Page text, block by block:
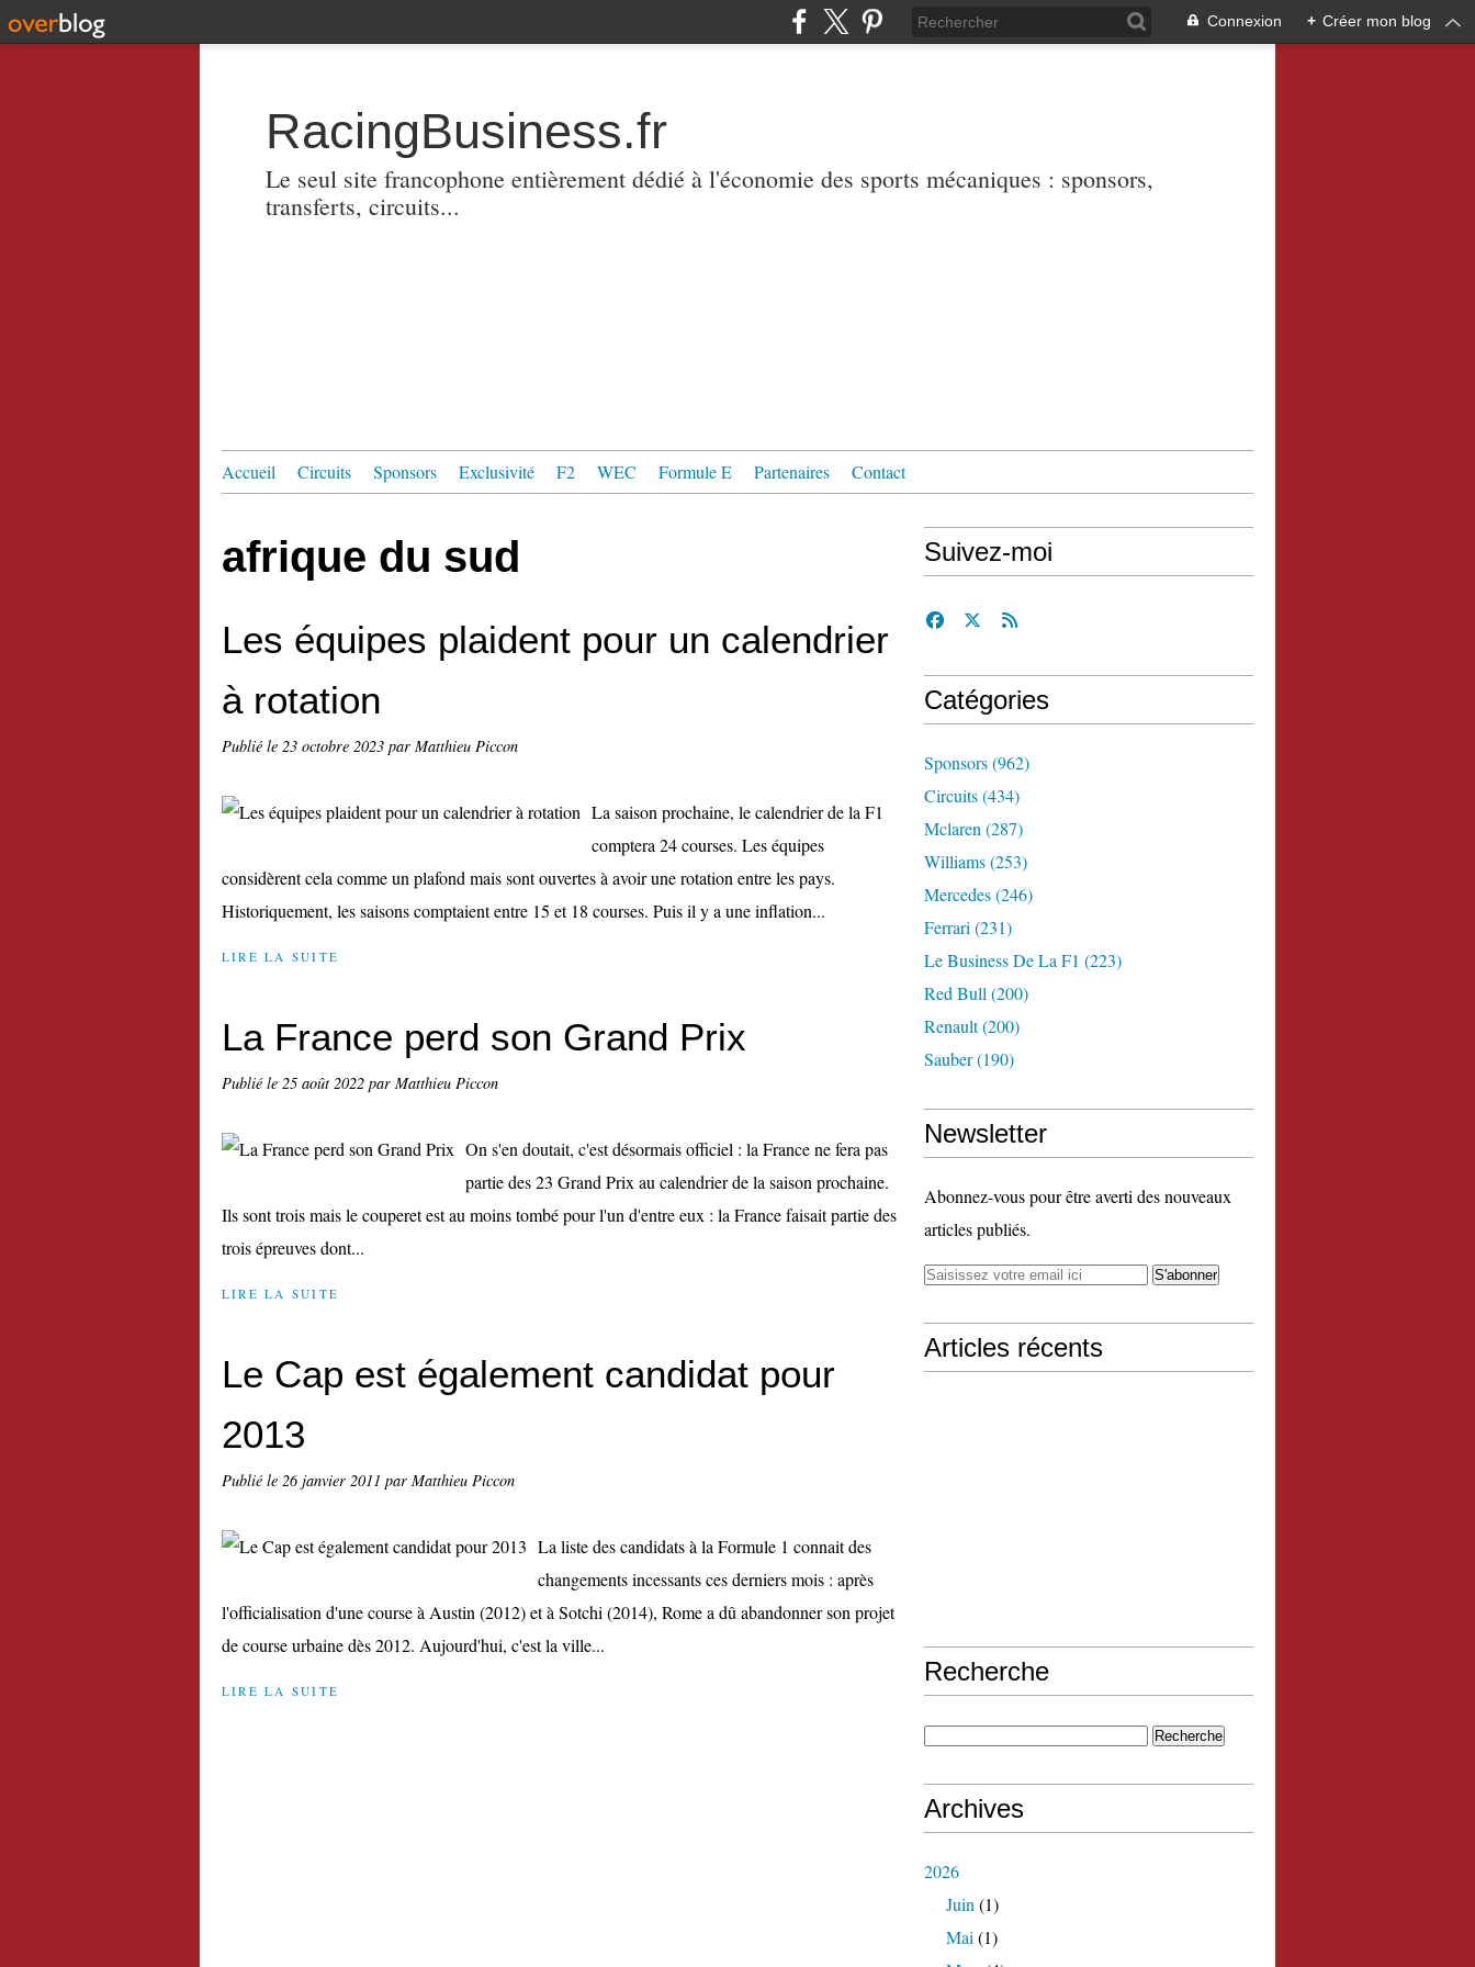
Connexion + Créer mon blog
RacingBusiness.fr
Le seul site francophone entièrement dédié à l'économie des sports mécaniques : sponsors,
transferts, circuits...
Accueil Circuits Sponsors Exclusivité F2 WEC Formule E Partenaires Contact
afrique du sud
Les équipes plaident pour un calendrier
à rotation
Publié le 23 octobre 2023 par Matthieu Piccon
La saison prochaine, le calendrier de la F1
comptera 24 courses. Les équipes
considèrent cela comme un plafond mais sont ouvertes à avoir une rotation entre les pays.
Historiquement, les saisons comptaient entre 15 et 18 courses. Puis il y a une inflation...
LIRE LA SUITE
La France perd son Grand Prix
Publié le 25 août 2022 par Matthieu Piccon
On s'en doutait, c'est désormais officiel : la France ne fera pas
partie des 23 Grand Prix au calendrier de la saison prochaine.
Ils sont trois mais le couperet est au moins tombé pour l'un d'entre eux : la France faisait partie des
trois épreuves dont...
LIRE LA SUITE
Le Cap est également candidat pour
2013
Publié le 26 janvier 2011 par Matthieu Piccon
La liste des candidats à la Formule 1 connait des
changements incessants ces derniers mois : après
l'officialisation d'une course à Austin (2012) et à Sotchi (2014), Rome a dû abandonner son projet
de course urbaine dès 2012. Aujourd'hui, c'est la ville...
LIRE LA SUITE
Suivez-moi
Catégories
Sponsors(962)
Circuits(434)
Mclaren (287)
Williams(253)
Mercedes(246)
Ferrari (231)
Le Business De La F1 (223)
Red Bull (200)
Renault(200)
Sauber(190)
Newsletter
Abonnez-vous pour être averti des nouveaux
articles publiés.
Articles récents
Recherche
Archives
2026
Juin (1)
Mai (1)